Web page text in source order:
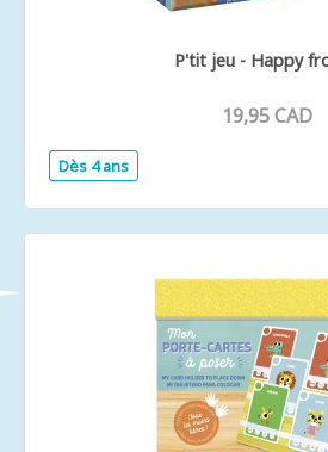
P'tit jeu - Happy
19,95 CAD
Dès 4 ans